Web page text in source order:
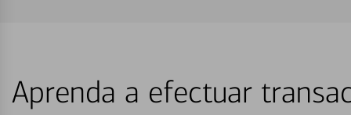
Aprenda a efectuar